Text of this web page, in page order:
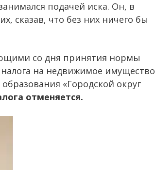
подачей иска. Он, в
сказав, что без них ничего бы
со дня принятия нормы
на недвижимое имущество
«Городской округ
отменяется.